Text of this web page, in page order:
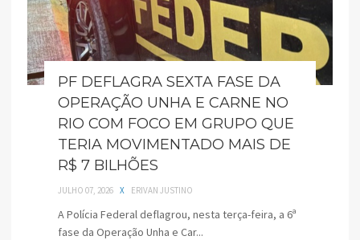
PF DEFLAGRA SEXTA FASE DA
OPERAÇÃO UNHA E CARNE NO
RIO COM FOCO EM GRUPO QUE
TERIA MOVIMENTADO MAIS DE
R$ 7 BILHÕES
JULHO 07, 2026 X ERIVAN JUSTINO
A Polícia Federal deflagrou, nesta terça-feira, a 6ª
fase da Operação Unha e Car...